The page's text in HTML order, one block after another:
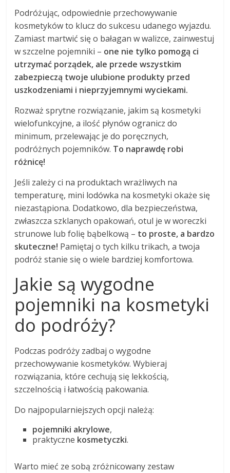
Podróżując, odpowiednie przechowywanie
kosmetyków to klucz do sukcesu udanego wyjazdu.
Zamiast martwić się o bałagan w walizce, zainwestuj
w szczelne pojemniki – one nie tylko pomogą ci
utrzymać porządek, ale przede wszystkim
zabezpieczą twoje ulubione produkty przed
uszkodzeniami i nieprzyjemnymi wyciekami.
Rozważ sprytne rozwiązanie, jakim są kosmetyki
wielofunkcyjne, a ilość płynów ogranicz do
minimum, przelewając je do poręcznych,
podróżnych pojemników. To naprawdę robi
różnicę!
Jeśli zależy ci na produktach wrażliwych na
temperaturę, mini lodówka na kosmetyki okaże się
niezastąpiona. Dodatkowo, dla bezpieczeństwa,
zwłaszcza szklanych opakowań, otul je w woreczki
strunowe lub folię bąbelkową – to proste, a bardzo
skuteczne! Pamiętaj o tych kilku trikach, a twoja
podróż stanie się o wiele bardziej komfortowa.
Jakie są wygodne
pojemniki na kosmetyki
do podróży?
Podczas podróży zadbaj o wygodne
przechowywanie kosmetyków. Wybieraj
rozwiązania, które cechują się lekkością,
szczelnością i łatwością pakowania.
Do najpopularniejszych opcji należą:
pojemniki akrylowe,
praktyczne kosmetyczki.
Warto mieć ze sobą zróżnicowany zestaw